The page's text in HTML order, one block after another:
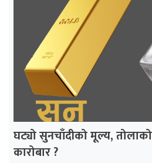
घट्यो सुनचाँदीको मूल्य,
कारोबार ?